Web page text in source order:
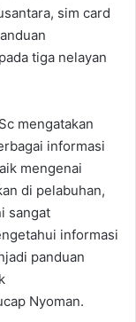
sim card
tiga nelayan
mengatakan
informasi
mengenai
di pelabuhan,
sangat
informasi
panduan
Nyoman.